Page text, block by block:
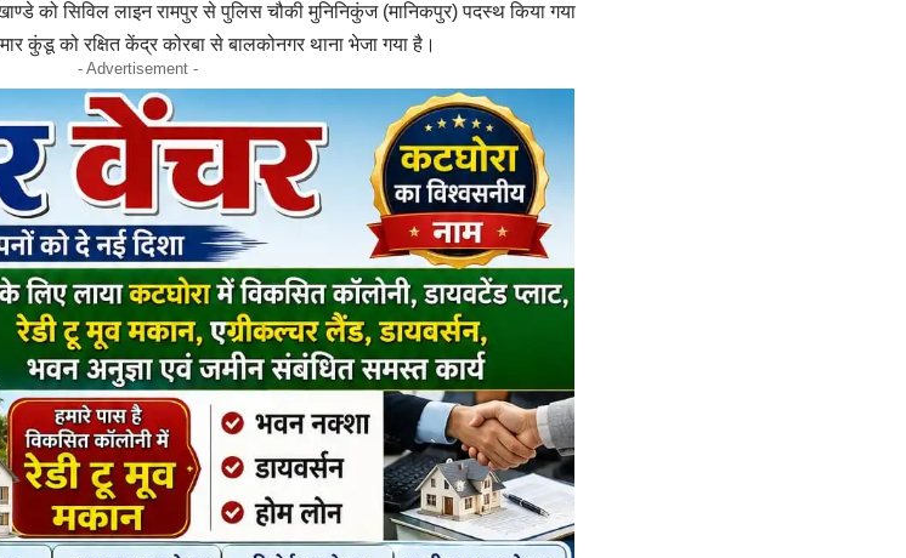
को सिविल लाइन रामपुर से पुलिस चौकी मुनिनिकुंज (मानिकपुर) पदस्थ किया गया
कुंडू को रक्षित केंद्र कोरबा से बालकोनगर थाना भेजा गया है।
- Advertisement -